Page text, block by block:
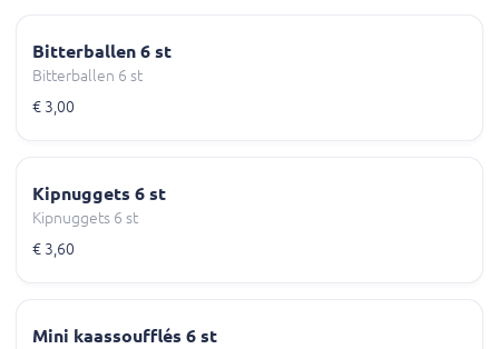
Bitterballen 6 st
Bitterballen 6 st
€ 3,00
Kipnuggets 6 st
Kipnuggets 6 st
€ 3,60
Mini kaassoufflés 6 st